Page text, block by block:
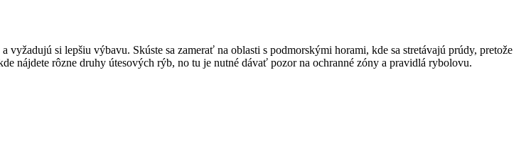
si lepšiu výbavu. Skúste sa zamerať na oblasti s podmorskými horami, kde sa stretávajú prúdy, pretože
nájdete rôzne druhy útesových rýb, no tu je nutné dávať pozor na ochranné zóny a pravidlá rybolovu.